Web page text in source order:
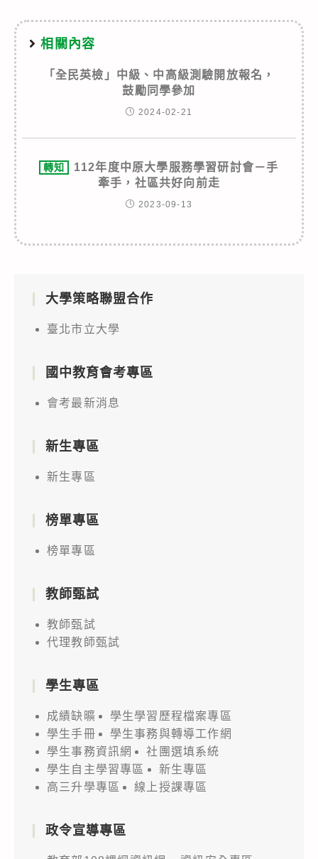
相關內容
「全民英檢」中級、中高級測驗開放報名，
鼓勵同學參加
2024-02-21
轉知
112年度中原大學服務學習研討會－手
牽手，社區共好向前走
2023-09-13
大學策略聯盟合作
臺北市立大學
國中教育會考專區
會考最新消息
新生專區
新生專區
榜單專區
榜單專區
教師甄試
教師甄試
代理教師甄試
學生專區
成績缺曠
學生學習歷程檔案專區
學生手冊
學生事務與轉導工作網
學生事務資訊網
社團選填系統
學生自主學習專區
新生專區
高三升學專區
線上授課專區
政令宣導專區